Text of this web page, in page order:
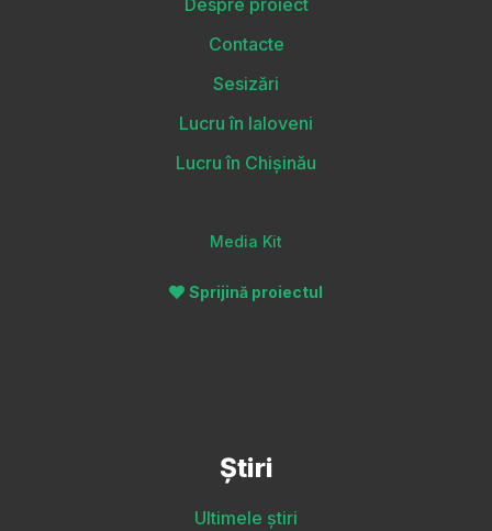
Despre proiect
Contacte
Sesizări
Lucru în Ialoveni
Lucru în Chișinău
Media Kit
Sprijină proiectul
Știri
Ultimele știri